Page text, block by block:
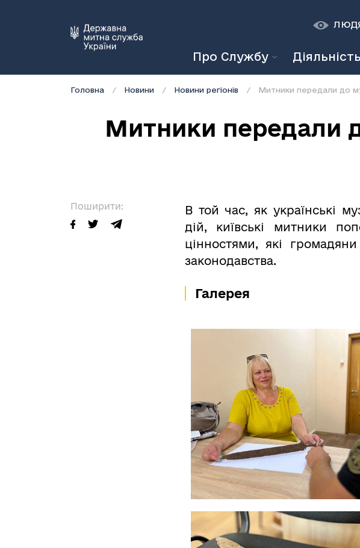
Про Службу Діяльність
Головна Новини Новини регіонів Митники передали до
Митники передали
Поширити:
В той час, як українські
дій, київські митники
цінностями, які
законодавства.
Галерея